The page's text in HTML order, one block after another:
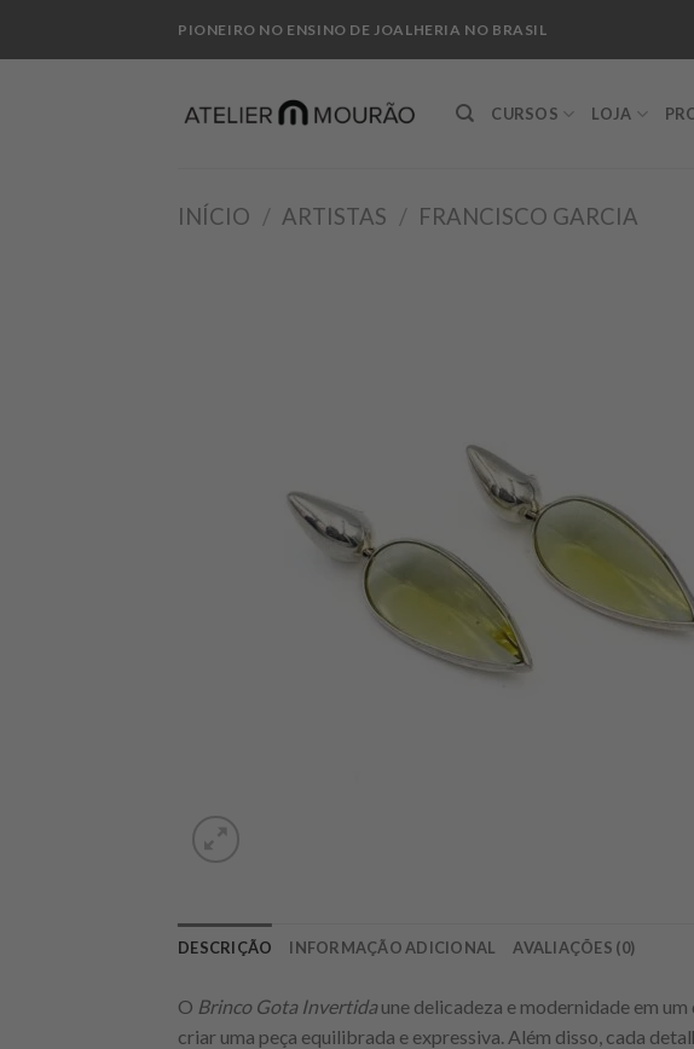
PIONEIRO NO ENSINO DE JOALHERIA NO BRASIL
CURSOS LOJA
INÍCIO / ARTISTAS / FRANCISCO GARCIA
DESCRIÇÃO INFORMAÇÃO ADICIONAL AVALIAÇÕES (0)
O Brinco Gota Invertidaune delicadeza e modernidade em
criar uma peça equilibrada e expressiva. Além disso, cada